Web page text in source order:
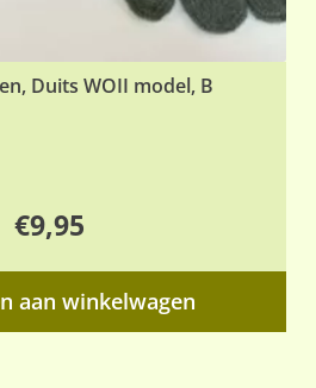
Duits WOII model, B
€9,95
aan winkelwagen